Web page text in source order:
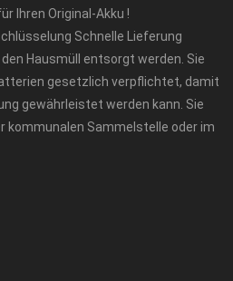
Ihren Original-Akku !
Schnelle Lieferung
Hausmüll entsorgt werden. Sie
gesetzlich verpflichtet, damit
gewährleistet werden kann. Sie
kommunalen Sammelstelle oder im